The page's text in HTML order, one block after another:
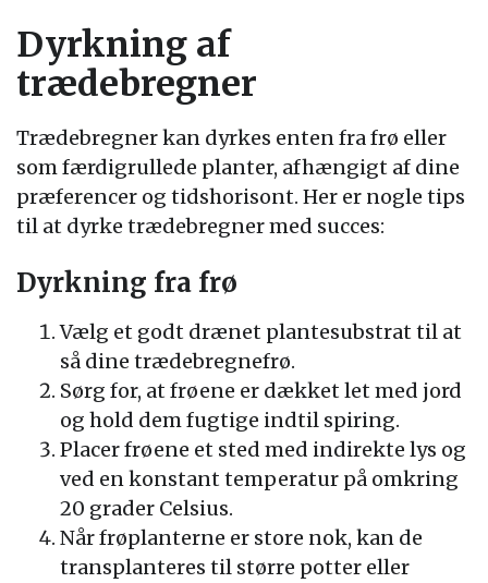
Dyrkning af
trædebregner
Trædebregner kan dyrkes enten fra frø eller
som færdigrullede planter, afhængigt af dine
præferencer og tidshorisont. Her er nogle tips
til at dyrke trædebregner med succes:
Dyrkning fra frø
Vælg et godt drænet plantesubstrat til at
så dine trædebregnefrø.
Sørg for, at frøene er dækket let med jord
og hold dem fugtige indtil spiring.
Placer frøene et sted med indirekte lys og
ved en konstant temperatur på omkring
20 grader Celsius.
Når frøplanterne er store nok, kan de
transplanteres til større potter eller